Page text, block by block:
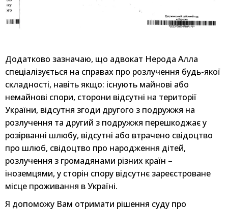
Додатково зазначаю, що адвокат Нерода Алла
спеціалізується на справах про розлучення будь-якої
складності, навіть якщо: існують майнові або
немайнові спори, сторони відсутні на території
України, відсутня згоди другого з подружжя на
розлучення та другий з подружжя перешкоджає у
розірванні шлюбу, відсутні або втрачено свідоцтво
про шлюб, свідоцтво про народження дітей,
розлучення з громадянами різних країн –
іноземцями, у сторін спору відсутнє зареєстроване
місце проживання в Україні.
Я допоможу Вам отримати рішення суду про